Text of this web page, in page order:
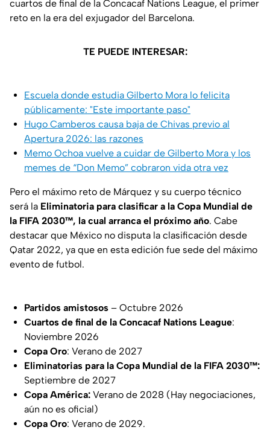
cuartos de final de la Concacaf Nations League, el primer
reto en la era del exjugador del Barcelona.
TE PUEDE INTERESAR:
Escuela donde estudia Gilberto Mora lo felicita
públicamente: "Este importante paso"
Hugo Camberos causa baja de Chivas previo al
Apertura 2026: las razones
Memo Ochoa vuelve a cuidar de Gilberto Mora y los
memes de “Don Memo” cobraron vida otra vez
Pero el máximo reto de Márquez y su cuerpo técnico
será la Eliminatoria para clasificar a la Copa Mundial de
la FIFA 2030™, la cual arranca el próximo año. Cabe
destacar que México no disputa la clasificación desde
Qatar 2022, ya que en esta edición fue sede del máximo
evento de futbol.
Partidos amistosos – Octubre 2026
Cuartos de final de la Concacaf Nations League:
Noviembre 2026
Copa Oro: Verano de 2027
Eliminatorias para la Copa Mundial de la FIFA 2030™:
Septiembre de 2027
Copa América: Verano de 2028 (Hay negociaciones,
aún no es oficial)
Copa Oro: Verano de 2029.